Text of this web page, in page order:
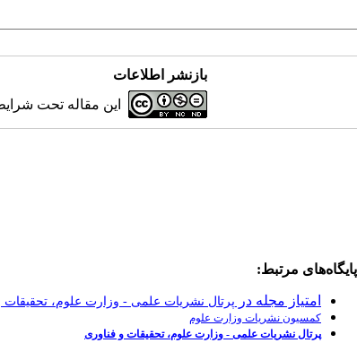
بازنشر اطلاعات
این مقاله تحت
پایگاه‌های مرتبط:
امتیاز مجله در پرتال نشریات علمی - وزارت علوم، تحقیقات
کمسیون نشریات وزارت علوم
پرتال نشریات علمی - وزارت علوم، تحقیقات و فناوری